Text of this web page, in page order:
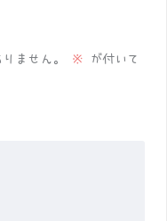
ません。 ※ が付いて